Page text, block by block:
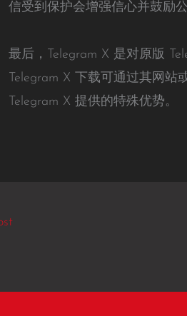
信受到保护会增强信心并鼓励公
最后，Telegram X 是对原版
Telegram X 下载可通过其网
Telegram X 提供的特殊优势。